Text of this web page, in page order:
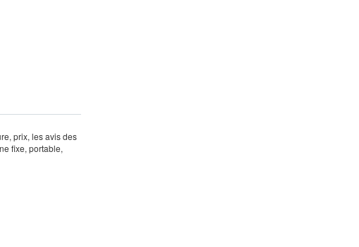
prix, les avis des
fixe, portable,